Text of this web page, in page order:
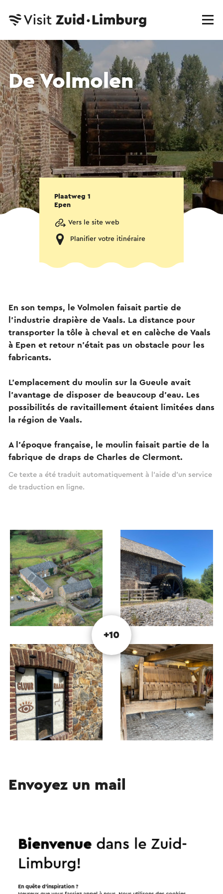
De Volmolen
Plaatweg 1
Epen
Vers le site web
Planifier votre itinéraire
En son temps, le Volmolen faisait partie de
l'industrie drapière de Vaals. La distance pour
transporter la tôle à cheval et en calèche de Vaals
à Epen et retour n'était pas un obstacle pour les
fabricants.
L'emplacement du moulin sur la Gueule avait
l'avantage de disposer de beaucoup d'eau. Les
possibilités de ravitaillement étaient limitées dans
la région de Vaals.
A l'époque française, le moulin faisait partie de la
fabrique de draps de Charles de Clermont.
Ce texte a été traduit automatiquement à l'aide d'un service
de traduction en ligne.
+10
Envoyez un mail
envoyé immédiatement après avoir cliqué «
Envoyer ». Dans notre déclaration de
confidentialité, il est décrit comment Visit Zuid-
Limburg traite vos données personnelles.
Bienvenuedans le Zuid-
Limburg!
En quête d’inspiration ?